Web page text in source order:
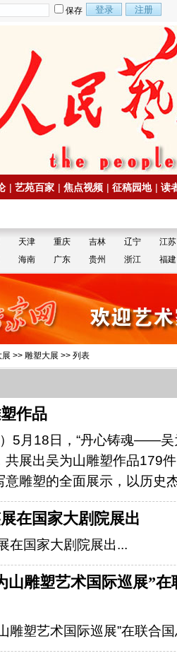
保存
| 艺苑百家 | 焦点视频 | 征稿园地 | 读
天津 重庆 吉林 辽宁
江苏
海南 广东 贵州 浙江 福建
展 >> 雕塑大展 >> 列表
作品
5月18日，“丹心铸魂——吴
共展出吴为山雕塑作品179
意雕塑的全面展示，以历史
在国家大剧院展出
在国家大剧院展出...
雕塑艺术国际巡展”在
塑艺术国际巡展”在联合